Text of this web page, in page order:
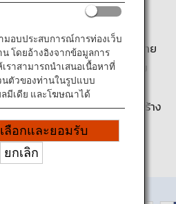
อขนสินค้าขนาดเล็ก โดยสร้าง
นคลองแห่งนี้ได้กลายเป็นจุดหมาย
มีทางเดินเท้าให้กับผู้ที่มาเยี่ยม
จะมีการจุดโคมไฟแก๊สขึ้นเพื่อสร้าง
มอบประสบการณ์การท่องเว็บ
โดยอ้างอิงจากข้อมูลการ
ราสามารถนำเสนอเนื้อหาที่
นตัวของท่านในรูปแบบ
ลมีเดีย และโฆษณาได้
ลือกและยอมรับ
ยกเลิก